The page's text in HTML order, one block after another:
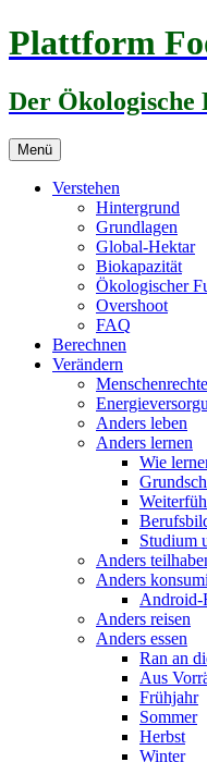
Zum
Inhalt
Plattform
Der Ökologische
Menü
Verstehen
Hintergrund
Grundlagen
Global-Hektar
Biokapazität
Ökologischer
Overshoot
FAQ
Berechnen
Verändern
Menschenrechte
Anders leben
Anders lernen
Wie
Studium
Anders
Anders
Android-
Anders reisen
Anders essen
Ran an
Aus
Frühjahr
Sommer
Herbst
Winter